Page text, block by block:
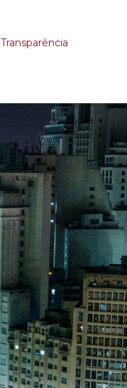
Transparência